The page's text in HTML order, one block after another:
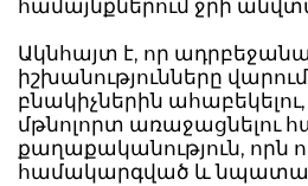
համայնքներում ջրի
Ակնհայտ է, որ
իշխանությունները
բնակիչներին
մթնոլորտ առաջացնելու
քաղաքականություն, որն
համակարգված և